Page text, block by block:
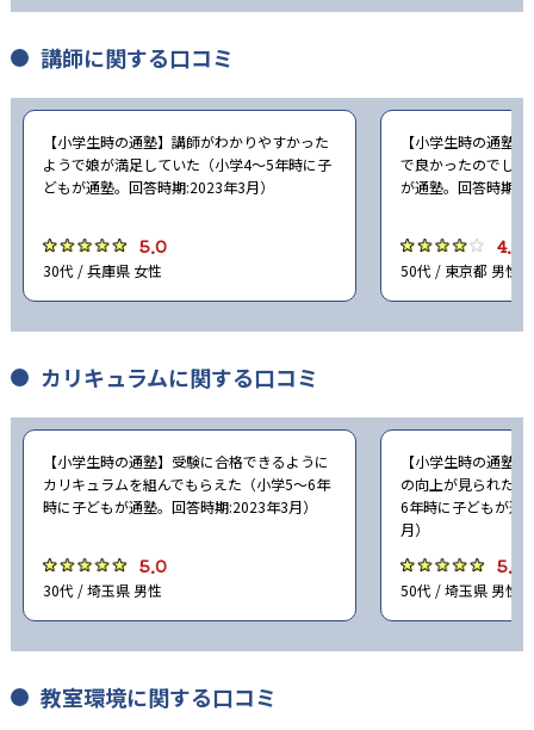
※合格年の明記はなし
他、多数合格、実績は累計
講師に関する口コミ
【小学生時の通塾】講師がわかりやすかった
ようで娘が満足していた（小学4〜5年時に子
どもが通塾。回答時期:2023年3月）
5.0
30代 / 兵庫県 女性
【小学生時の通塾
で良かったのでし
が通塾。回答時期
4.0
50代 / 東京都 男性
カリキュラムに関する口コミ
【小学生時の通塾】受験に合格できるように
カリキュラムを組んでもらえた（小学5〜6年
時に子どもが通塾。回答時期:2023年3月）
5.0
30代 / 埼玉県 男性
【小学生時の通塾
の向上が見られた
6年時に子どもが通
月）
5.0
50代 / 埼玉県 男性
教室環境に関する口コミ